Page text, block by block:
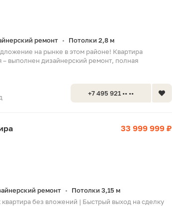
ремонт •
Потолки 2,8 м
на рынке в этом районе! Квартира
– выполнен дизайнерский ремонт, полная
+7 495 921 •• ••
33 999 999 ₽
ремонт •
Потолки 3,15 м
без вложений | Быстрый выход на сделку